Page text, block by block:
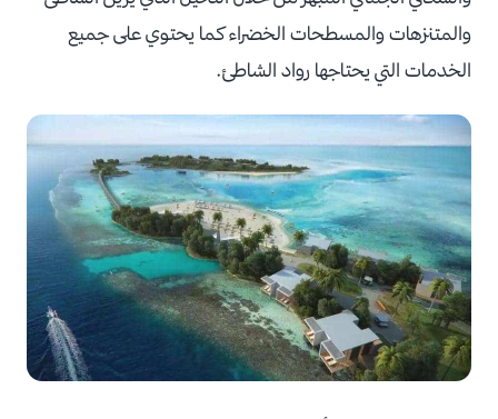
والمتنزهات والمسطحات الخضراء كما يحتوي على جميع
الخدمات التي يحتاجها رواد الشاطئ.